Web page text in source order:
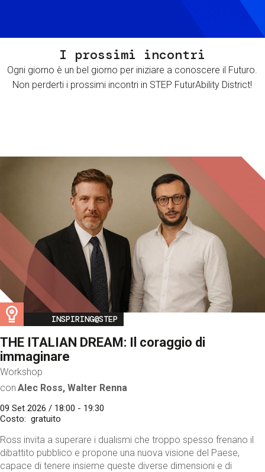
I prossimi incontri
Ogni giorno è un bel giorno per iniziare a conoscere il Futuro.
Non perderti i prossimi incontri in STEP FuturAbility District!
Image
INSPIRING@STEP
THE ITALIAN DREAM: Il coraggio di
immaginare
Workshop
con Alec Ross, Walter Renna
09 Set 2026 / 18:00 - 19:30
Costo
gratuito
Ross invita a superare i dualismi che troppo spesso frenano il
dibattito pubblico e propone una nuova visione del Paese,
capace di tenere insieme queste diverse dimensioni e di